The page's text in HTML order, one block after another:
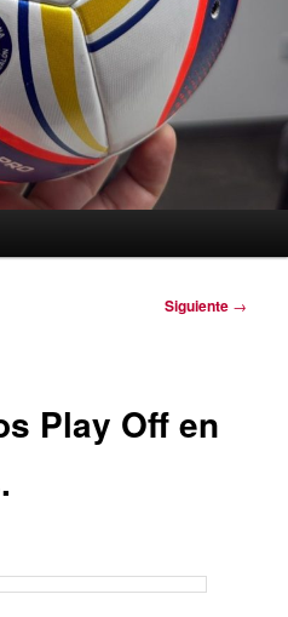
Siguiente →
Play Off en